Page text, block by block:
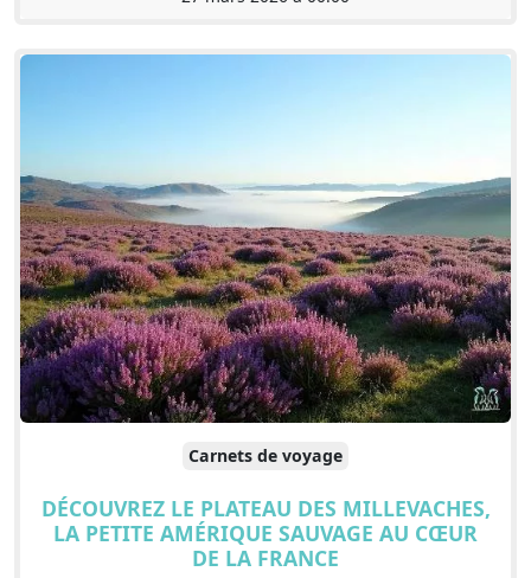
Carnets de voyage
DÉCOUVREZ LE PLATEAU DES MILLEVACHES,
LA PETITE AMÉRIQUE SAUVAGE AU CŒUR
DE LA FRANCE